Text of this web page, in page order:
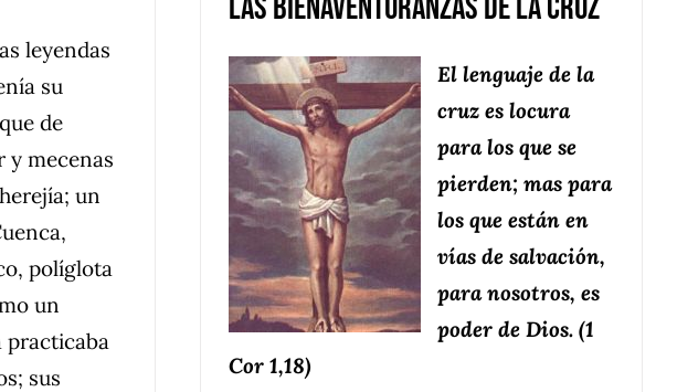
leyendas
su
de
y mecenas
un
políglota
un
practicaba
sus
El lenguaje de la
cruz es locura
para los que se
pierden; mas para
los que están en
vías de salvación,
para nosotros, es
poder de Dios. (1
Cor 1,18)